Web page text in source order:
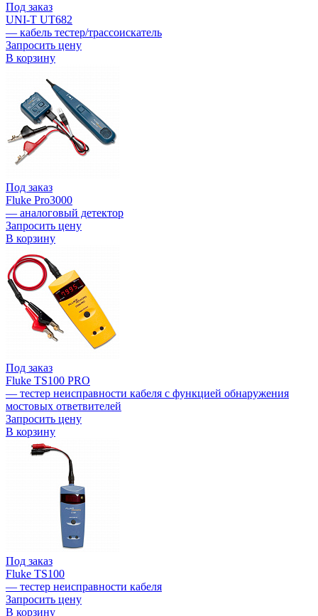
Под заказ
UNI-T UT682
— кабель тестер/трассоискатель
Запросить цену
В корзину
Под заказ
Fluke Pro3000
— аналоговый детектор
Запросить цену
В корзину
Под заказ
Fluke TS100 PRO
— тестер неисправности кабеля с функцией обнаружения
мостовых ответвителей
Запросить цену
В корзину
Под заказ
Fluke TS100
— тестер неисправности кабеля
Запросить цену
В корзину